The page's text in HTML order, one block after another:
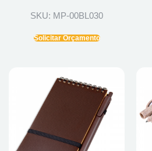
SKU: MP-00BL030
Solicitar Orçamento